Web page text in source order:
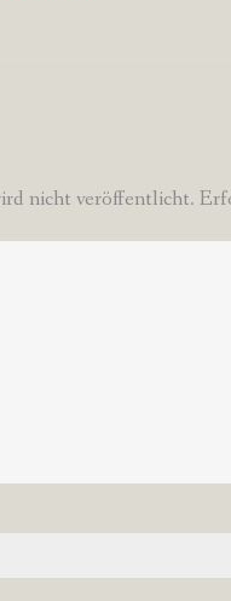
nicht veröffentlicht.